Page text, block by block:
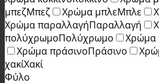
μπεζΜπεζ Χρώμα μπλεΜπλε
Χρώμα παραλλαγήΠαραλλαγή
πολύχρωμοΠολύχρωμο Χρώμα
Χρώμα πράσινοΠράσινο
χακίΧακί
Φύλο